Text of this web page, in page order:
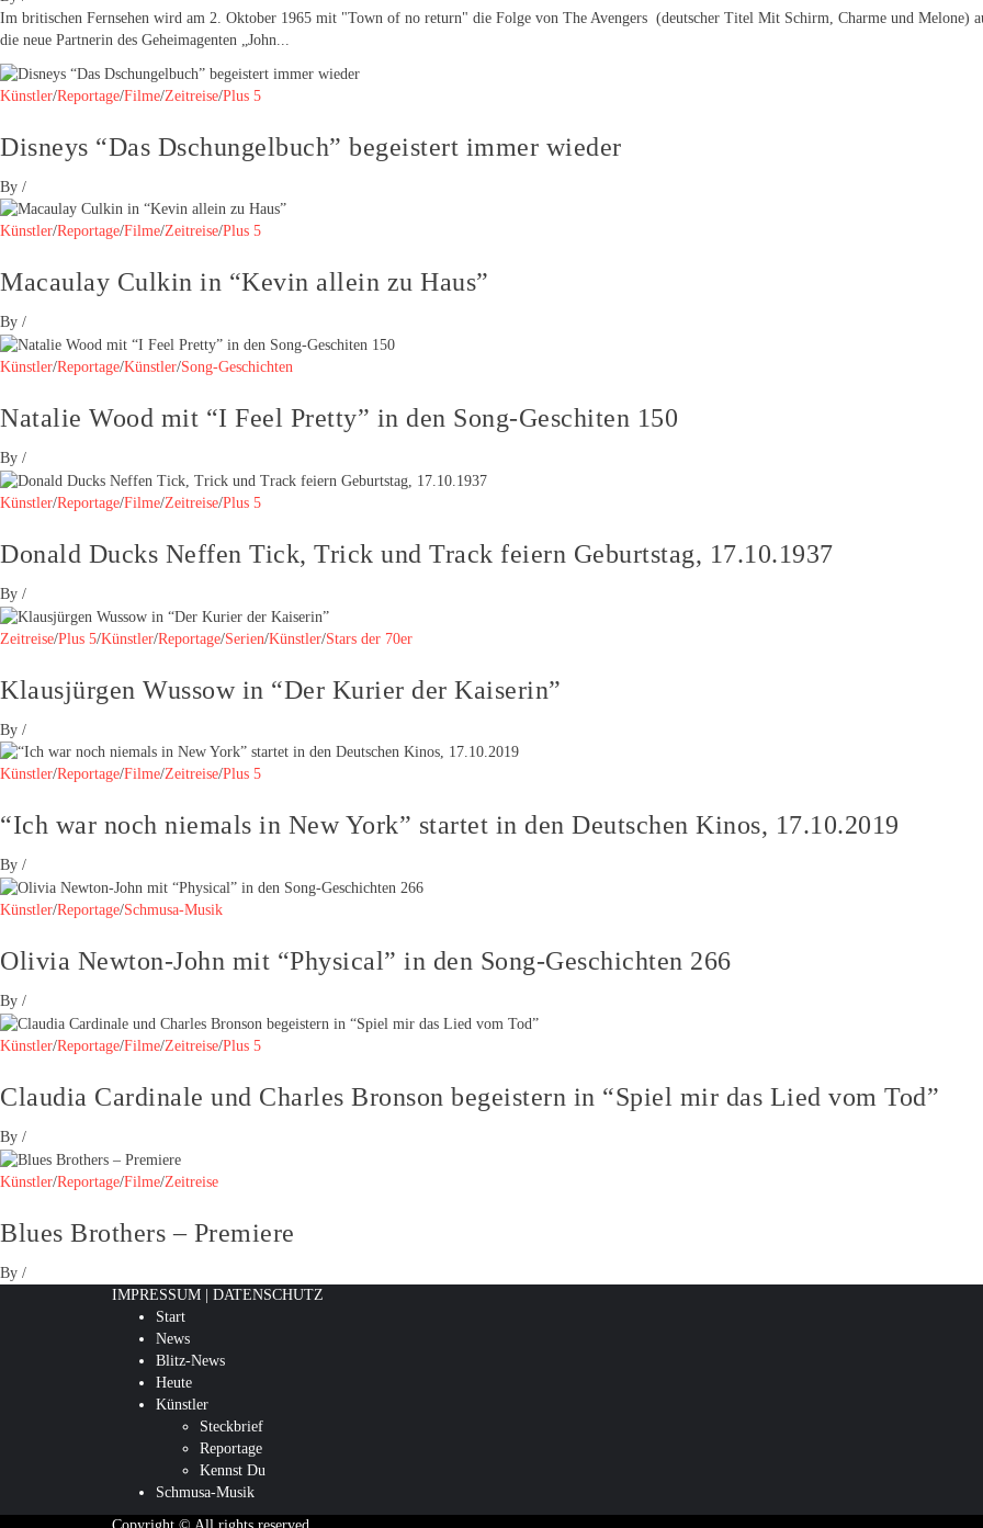
Im britischen Fernsehen wird am 2. Oktober 1965 mit "Town of no return" die Folge von The Avengers (deutscher Titel Mit Schirm, Charme und Melone)
die neue Partnerin des Geheimagenten „John...
Künstler/Reportage/Filme/Zeitreise/Plus 5
Disneys “Das Dschungelbuch” begeistert immer wieder
By /
Künstler/Reportage/Filme/Zeitreise/Plus 5
Macaulay Culkin in “Kevin allein zu Haus”
By /
Künstler/Reportage/Künstler/Song-Geschichten
Natalie Wood mit “I Feel Pretty” in den Song-Geschiten 150
By /
Künstler/Reportage/Filme/Zeitreise/Plus 5
Donald Ducks Neffen Tick, Trick und Track feiern Geburtstag, 17.10.1937
By /
Zeitreise/Plus 5/Künstler/Reportage/Serien/Künstler/Stars der 70er
Klausjürgen Wussow in “Der Kurier der Kaiserin”
By /
Künstler/Reportage/Filme/Zeitreise/Plus 5
“Ich war noch niemals in New York” startet in den Deutschen Kinos, 17.10.2019
By /
Künstler/Reportage/Schmusa-Musik
Olivia Newton-John mit “Physical” in den Song-Geschichten 266
By /
Künstler/Reportage/Filme/Zeitreise/Plus 5
Claudia Cardinale und Charles Bronson begeistern in “Spiel mir das Lied vom Tod”
By /
Künstler/Reportage/Filme/Zeitreise
Blues Brothers – Premiere
By /
IMPRESSUM
DATENSCHUTZ
Start
News
Blitz-News
Heute
Künstler
Steckbrief
Reportage
Kennst Du
Schmusa-Musik